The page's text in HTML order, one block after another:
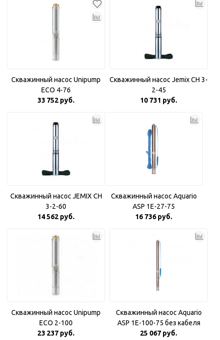
Скважинный насос Unipump
ECO 4-76
33 752 руб.
Скважинный насос Jemix CH 3-
2-45
10 731 руб.
Скважинный насос JEMIX CH
3-2-60
14 562 руб.
Скважинный насос Aquario
ASP 1E-27-75
16 736 руб.
Скважинный насос Unipump
ECO 2-100
23 237 руб.
Скважинный насос Aquario
ASP 1E-100-75 без кабеля
25 067 руб.